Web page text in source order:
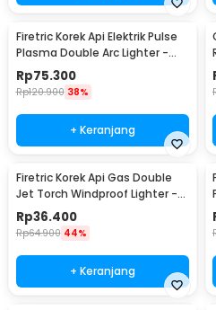
Firetric Korek Api Elektrik Pulse
Plasma Double Arc Lighter -
HY-6008C
Rp75.300
Rp120.900 38%
+ Keranjang
Firetric Korek Api Gas Double
Jet Torch Windproof Lighter -
PL-139
Rp36.400
Rp64.900 44%
+ Keranjang